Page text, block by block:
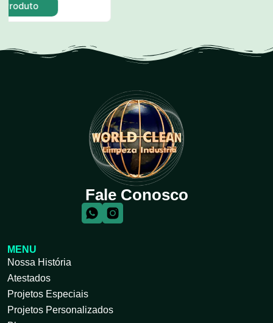
Fale Conosco
MENU
Nossa História
Atestados
Projetos Especiais
Projetos Personalizados